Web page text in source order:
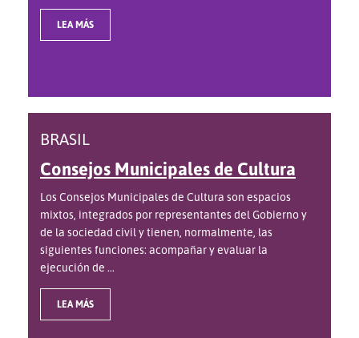
LEA MÁS
BRASIL
Consejos Municipales de Cultura
Los Consejos Municipales de Cultura son espacios
mixtos, integrados por representantes del Gobierno y
de la sociedad civil y tienen, normalmente, las
siguientes funciones: acompañar y evaluar la
ejecución de ...
LEA MÁS